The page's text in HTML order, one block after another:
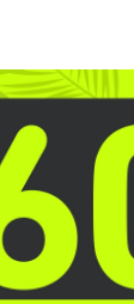
ó800-953-00-59